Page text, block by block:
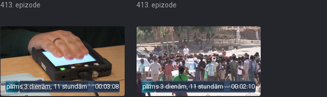
413. epizode 413. epizode
pirms 3 dienām, 11 stundām 00:03:08 pirms 3 dienām, 11 stundām 00:02:10